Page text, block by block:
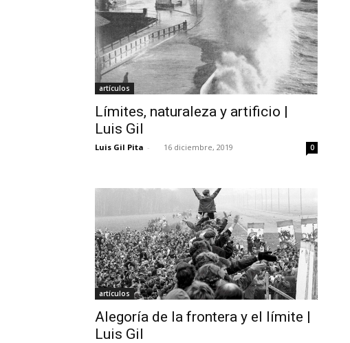
artículos
Límites, naturaleza y artificio |
Luis Gil
Luis Gil Pita - 16 diciembre, 2019 0
artículos
Alegoría de la frontera y el límite |
Luis Gil